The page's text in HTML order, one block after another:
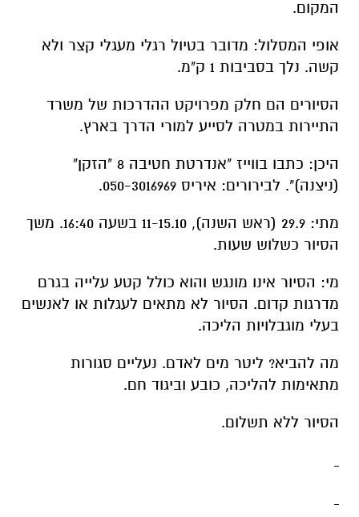
המקום.
אופי המסלול: מדובר בטיול רגלי מעגלי קצר ולא
קשה. נלך בסביבות 1 ק"מ.
הסיורים הם חלק מפרויקט ההדרכות של משרד
התיירות במטרה לסייע למורי הדרך בארץ.
היכן: כ
תבו בווייז "אנדרטת חטיבה 8 "הזקן"
(ניצנה)". לבירורים: איריס 050-3016969.
מתי: 29.9 (ראש השנה), 11-15.10 בשעה 16:40. משך
הסיור כשלוש שעות.
מי: הסיור אינו מונגש והוא כולל קטע עלייה בגרם
מדרגות קדום. הסיור לא מתאים לעגלות או לאנשים
בעלי מוגבלויות הליכה.
מה להביא? ליטר מים לאדם. נעליים סגורות
מתאימות להליכה, כובע וביגוד חם.
הסיור ללא תשלום.